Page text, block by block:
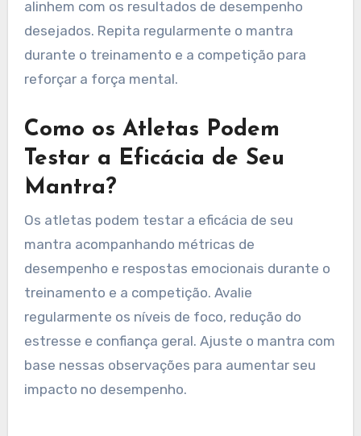
profundamente, pois eles guiarão ações e
informarão mantras pessoais.
Quais Técnicas Podem Ajudar na
Para elaborar um mantra pessoal, os atletas
devem se concentrar em clareza, brevidade e
ressonância emocional. Comece identificando
valores e objetivos centrais. Use uma linguagem
positiva para criar afirmações que inspirem
confiança e foco. Incorpore imagens que se
alinhem com os resultados de desempenho
desejados. Repita regularmente o mantra
durante o treinamento e a competição para
reforçar a força mental.